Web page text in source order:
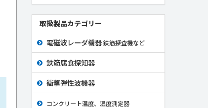
取扱製品カテゴリー
電磁波レーダ機器鉄筋探査機など
鉄筋腐食探知器
衝撃弾性波機器
コンクリート温度、湿度測定器